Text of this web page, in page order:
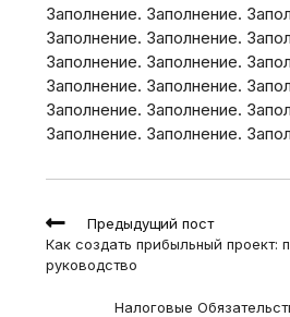
Заполнение. Заполнение.
Заполнение. Заполнение.
Заполнение. Заполнение.
Заполнение. Заполнение.
Заполнение. Заполнение.
Заполнение. Заполнение.
Read
more
articles
Предыдущий пост
Как создать прибыльный проект:
руководство
Налоговые